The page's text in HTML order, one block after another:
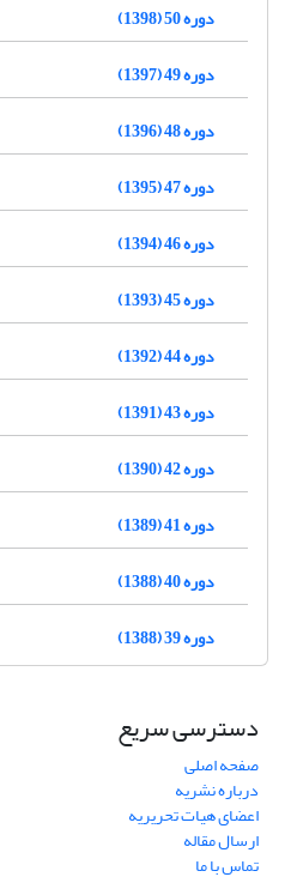
دوره 50 (1398)
دوره 49 (1397)
دوره 48 (1396)
دوره 47 (1395)
دوره 46 (1394)
دوره 45 (1393)
دوره 44 (1392)
دوره 43 (1391)
دوره 42 (1390)
دوره 41 (1389)
دوره 40 (1388)
دوره 39 (1388)
دسترسی سریع
صفحه اصلی
درباره نشریه
اعضای هیات تحریریه
ارسال مقاله
تماس با ما